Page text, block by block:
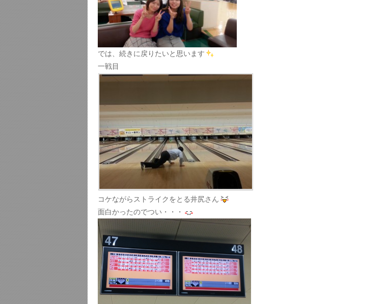
では、続きに戻りたいと思います
一戦目
コケながらストライクをとる井尻さん
面白かったのでつい・・・